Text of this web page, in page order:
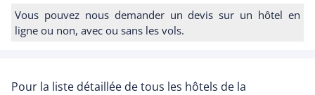
Vous pouvez nous demander un devis sur un hôtel en
ligne ou non, avec ou sans les vols.
Pour la liste détaillée de tous les hôtels de la